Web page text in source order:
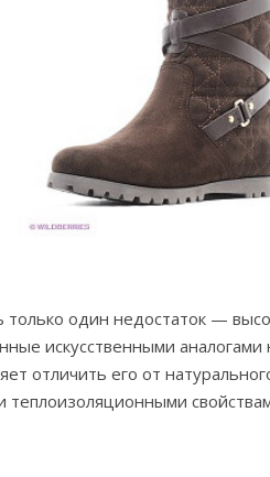
один недостаток —
искусственными
отличить его от